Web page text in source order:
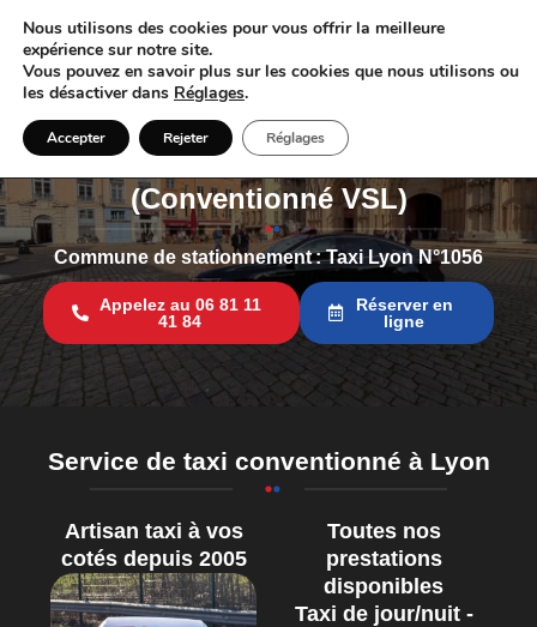
Taxi Lyon Croix-Rousse
(Conventionné VSL)
Commune de stationnement : Taxi Lyon N°1056
Appelez au 06 81 11
41 84
Réserver en
ligne
Service de taxi conventionné à Lyon
Artisan taxi à vos
cotés depuis 2005
Toutes nos
prestations
disponibles
Taxi de jour/nuit -
Nous utilisons des cookies pour vous offrir la meilleure
expérience sur notre site.
Vous pouvez en savoir plus sur les cookies que nous utilisons ou
les désactiver dans Réglages.
Accepter Rejeter Réglages